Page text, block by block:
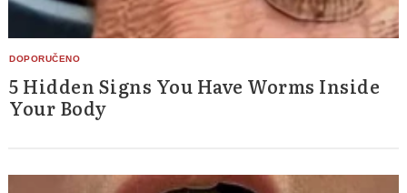
5 Hidden Signs You Have Worms Inside
Your Body